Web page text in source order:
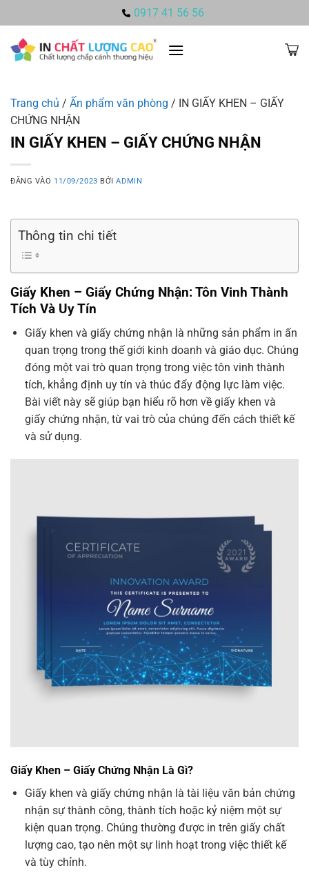
qua
nội
dung
0917 41 56 56
Trang chủ / Ấn phẩm văn phòng / IN GIẤY KHEN – GIẤY
CHỨNG NHẬN
IN GIẤY KHEN – GIẤY CHỨNG NHẬN
ĐĂNG VÀO 11/09/2023 BỞIADMIN
Thông tin chi tiết
Giấy Khen – Giấy Chứng Nhận: Tôn Vinh Thành
Tích Và Uy Tín
Giấy khen và giấy chứng nhận là những sản phẩm in ấn
quan trọng trong thế giới kinh doanh và giáo dục. Chúng
đóng một vai trò quan trọng trong việc tôn vinh thành
tích, khẳng định uy tín và thúc đẩy động lực làm việc.
Bài viết này sẽ giúp bạn hiểu rõ hơn về giấy khen và
giấy chứng nhận, từ vai trò của chúng đến cách thiết kế
và sử dụng.
Giấy Khen – Giấy Chứng Nhận Là Gì?
Giấy khen và giấy chứng nhận là tài liệu văn bản chứng
nhận sự thành công, thành tích hoặc kỷ niệm một sự
kiện quan trọng. Chúng thường được in trên giấy chất
lượng cao, tạo nên một sự linh hoạt trong việc thiết kế
và tùy chỉnh.